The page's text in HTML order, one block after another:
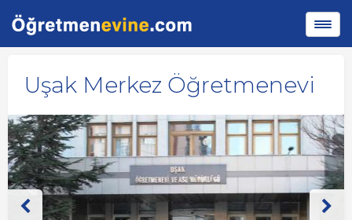
Uşak Merkez Öğretmenevi